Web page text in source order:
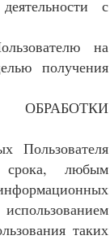
с
на
получения
Пользователя
срока, любым
таких